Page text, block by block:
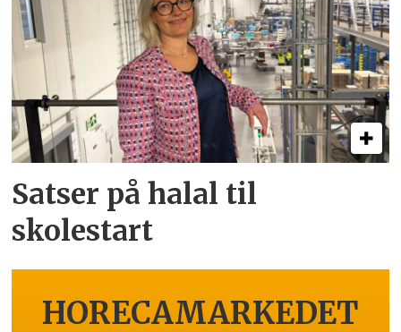
Satser på halal til
skolestart
HORECAMARKEDET